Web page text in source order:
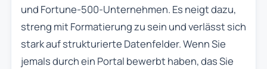
und Fortune-500-Unternehmen. Es neigt dazu,
streng mit Formatierung zu sein und verlässt sich
stark auf strukturierte Datenfelder. Wenn Sie
jemals durch ein Portal bewerbt haben, das Sie